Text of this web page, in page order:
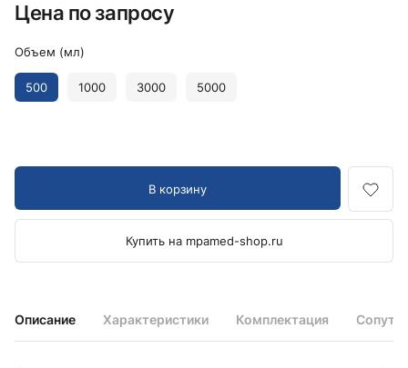
Описание Характеристики Комплектация
Цена по запросу
Объем (мл)
500 1000 3000 5000
В корзину
Купить на mpamed-shop.ru